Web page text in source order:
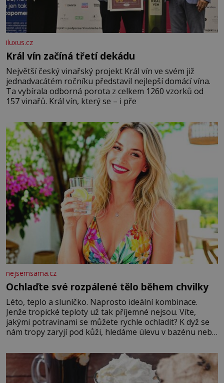
iluxus.cz
Král vín začíná třetí dekádu
Největší český vinařský projekt Král vín ve svém již
jednadvacátém ročníku představil nejlepší domácí vína.
Ta vybírala odborná porota z celkem 1260 vzorků od
157 vinařů. Král vín, který se – i pře
nejsemsama.cz
Ochlaďte své rozpálené tělo během chvilky
Léto, teplo a sluníčko. Naprosto ideální kombinace.
Jenže tropické teploty už tak příjemné nejsou. Víte,
jakými potravinami se můžete rychle ochladit? K dyž se
nám tropy zaryjí pod kůži, hledáme úlevu v bazénu nebo
blízkosti. Nemusíte však zoufat. Pokud budete mít
promyšlený jídelníček, žadné pařáky si na vás